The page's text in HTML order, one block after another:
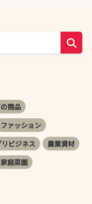
商品
ファッション
リビジネス
農業資材
家庭菜園